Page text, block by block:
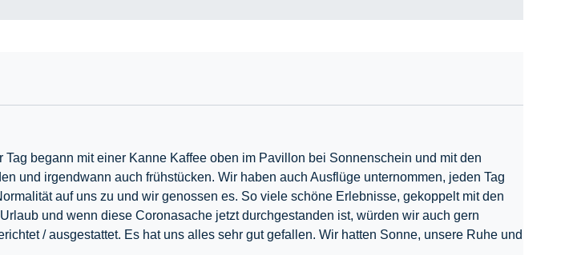
begann mit einer Kanne Kaffee oben im Pavillon bei Sonnenschein und mit den
und irgendwann auch frühstücken. Wir haben auch Ausflüge unternommen, jeden Tag
auf uns zu und wir genossen es. So viele schöne Erlebnisse, gekoppelt mit den
und wenn diese Coronasache jetzt durchgestanden ist, würden wir auch gern
/ ausgestattet. Es hat uns alles sehr gut gefallen. Wir hatten Sonne, unsere Ruhe und